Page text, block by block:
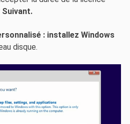
Suivant.
: installez Windows
disque.